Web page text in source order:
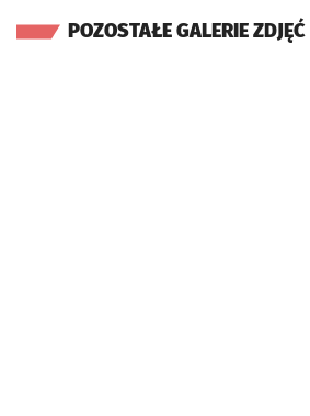
POZOSTAŁE GALERIE ZDJĘĆ